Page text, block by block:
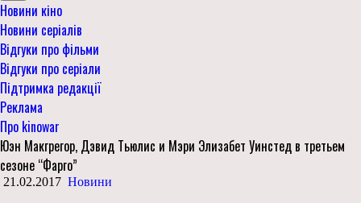
Новини кіно
Новини серіалів
Відгуки про фільми
Відгуки про серіали
Підтримка редакції
Реклама
Про kinowar
Юэн Макгрегор, Дэвид Тьюлис и Мэри Элизабет Уинстед в третьем
сезоне “Фарго”
21.02.2017 Новини